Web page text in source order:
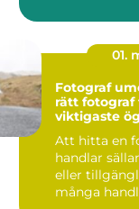
01.
Fotograf umeå så
rätt fotograf
viktigaste
Att hitta en
handlar
eller
många